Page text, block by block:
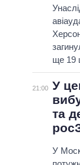
ще 19
21:00 У
та
У